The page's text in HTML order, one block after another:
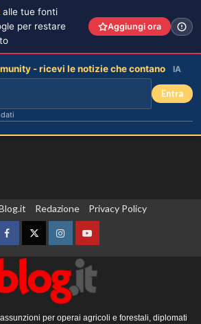
Redazione Privacy Policy
FacebookTwitterInstagramYouTube
per operai agricoli e forestali, diplomati
alle tue fonti
per restare
Aggiungi ora
- ricevi le notizie che contano IA
Entra